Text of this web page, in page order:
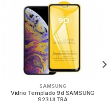
SAMSUNG
Vidrio Templado 9d SAMSUNG
S23 ULTRA